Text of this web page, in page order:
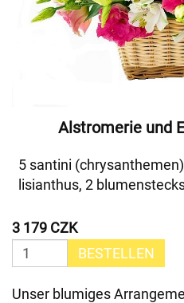
Alstromerie und
5 santini
lisianthus, 2
3 179 CZK
BESTELLEN
Unser blumiges